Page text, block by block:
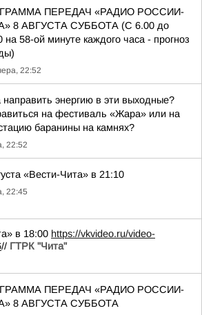
ПЕРЕДАЧ «РАДИО РОССИИ-
8 АВГУСТА СУББОТА (С 6.00 до
на 58-ой минуте каждого часа - прогноз
22:52
направить энергию в эти выходные?
на фестиваль «Жара» или на
баранины на камнях?
22:52
«Вести-Чита» в 21:10
22:45
в 18:00 https://vkvideo.ru/video-
// ГТРК "Чита"
ПЕРЕДАЧ «РАДИО РОССИИ-
8 АВГУСТА СУББОТА